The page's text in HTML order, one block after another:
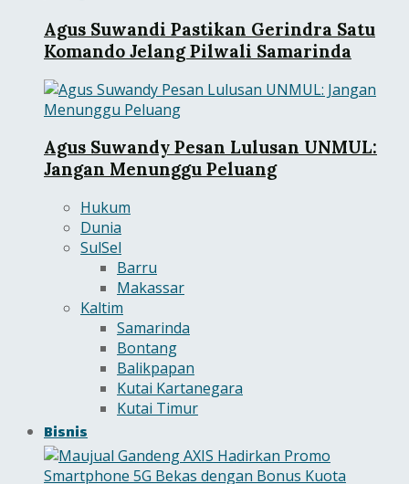
Agus Suwandi Pastikan Gerindra Satu
Komando Jelang Pilwali Samarinda
Agus Suwandy Pesan Lulusan UNMUL:
Jangan Menunggu Peluang
Hukum
Dunia
SulSel
Barru
Makassar
Kaltim
Samarinda
Bontang
Balikpapan
Kutai Kartanegara
Kutai Timur
Bisnis